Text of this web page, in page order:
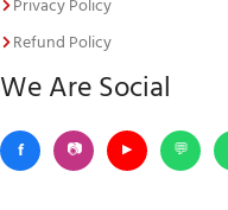
Refund Policy
We Are Social